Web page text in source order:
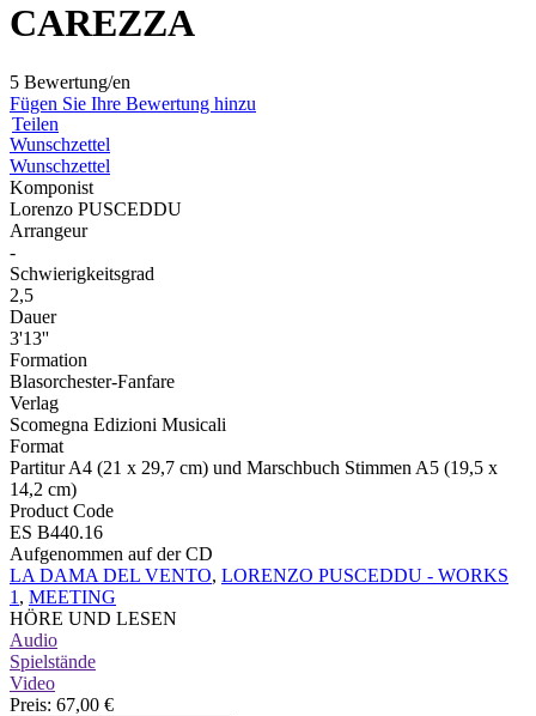
CAREZZA
5 Bewertung/en
Fügen Sie Ihre Bewertung hinzu
Teilen
Wunschzettel
Wunschzettel
Komponist
Lorenzo PUSCEDDU
Arrangeur
-
Schwierigkeitsgrad
2,5
Dauer
3'13''
Formation
Blasorchester-Fanfare
Verlag
Scomegna Edizioni Musicali
Format
Partitur A4 (21 x 29,7 cm) und Marschbuch Stimmen A5 (19,5 x
14,2 cm)
Product Code
ES B440.16
Aufgenommen auf der CD
LA DAMA DEL VENTO, LORENZO PUSCEDDU - WORKS
1 , MEETING
HÖRE UND LESEN
Audio
Spielstände
Video
Preis: 67,00 €